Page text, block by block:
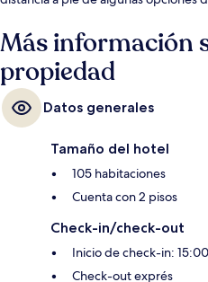
Más información
propiedad
Datos generales
Tamaño del hotel
105 habitaciones
Cuenta con 2 pisos
Check-in/check-out
Inicio de check-in:
Check-out exprés